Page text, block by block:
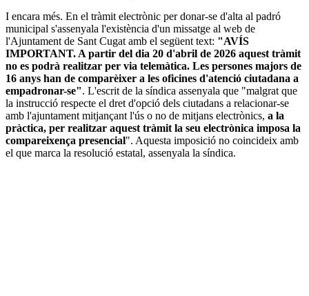
I encara més. En el tràmit electrònic per donar-se d'alta al padró
municipal s'assenyala l'existència d'un missatge al web de
l'Ajuntament de Sant Cugat amb el següent text: "AVÍS
IMPORTANT. A partir del dia 20 d'abril de 2026 aquest tràmit
no es podrà realitzar per via telemàtica. Les persones majors de
16 anys han de comparèixer a les oficines d'atenció ciutadana a
empadronar-se". L'escrit de la síndica assenyala que "malgrat que
la instrucció respecte el dret d'opció dels ciutadans a relacionar-se
amb l'ajuntament mitjançant l'ús o no de mitjans electrònics, a la
pràctica, per realitzar aquest tràmit la seu electrònica imposa la
compareixença presencial". Aquesta imposició no coincideix amb
el que marca la resolució estatal, assenyala la síndica.